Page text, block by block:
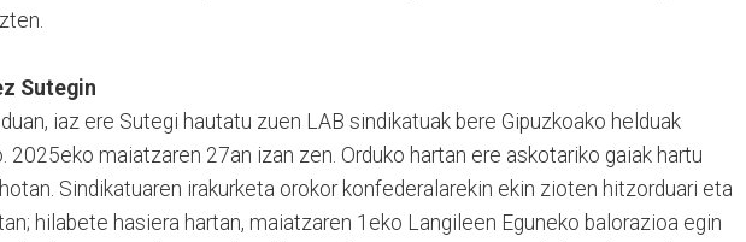
Sutegin
iaz ere Sutegi hautatu zuen LAB sindikatuak bere Gipuzkoako helduak
2025eko maiatzaren 27an izan zen. Orduko hartan ere askotariko gaiak hartu
Sindikatuaren irakurketa orokor konfederalarekin ekin zioten hitzorduari eta
hilabete hasiera hartan, maiatzaren 1eko Langileen Eguneko balorazioa egin